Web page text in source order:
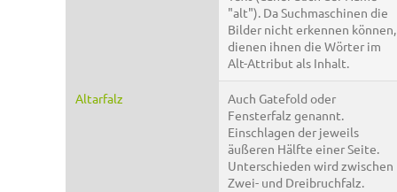
"alt"). Da Suchmaschinen die
Bilder nicht erkennen können,
dienen ihnen die Wörter im
Alt-Attribut als Inhalt.
Altarfalz
Auch Gatefold oder
Fensterfalz genannt.
Einschlagen der jeweils
äußeren Hälfte einer Seite.
Unterschieden wird zwischen
Zwei- und Dreibruchfalz.